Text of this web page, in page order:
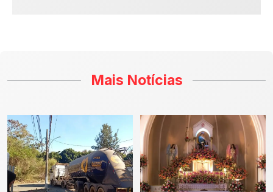
Mais Notícias